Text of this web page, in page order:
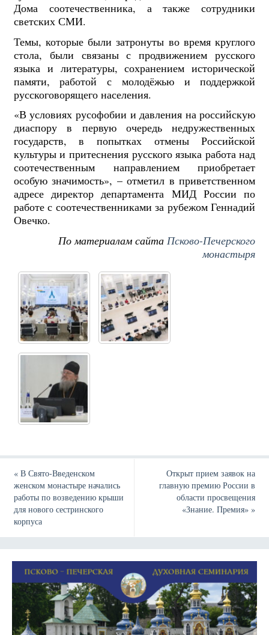
Дома соотечественника, а также сотрудники
светских СМИ.
Темы, которые были затронуты во время круглого
стола, были связаны с продвижением русского
языка и литературы, сохранением исторической
памяти, работой с молодёжью и поддержкой
русскоговорящего населения.
«В условиях русофобии и давления на российскую
диаспору в первую очередь недружественных
государств, в попытках отмены Российской
культуры и притеснения русского языка работа над
соотечественным направлением приобретает
особую значимость», – отметил в приветственном
адресе директор департамента МИД России по
работе с соотечественниками за рубежом Геннадий
Овечко.
По материалам сайта Псково-Печерского
монастыря
«В Свято-Введенском
женском монастыре начались
работы по возведению крыши
для нового сестринского
корпуса
Открыт прием заявок на
главную премию России в
области просвещения
«Знание. Премия»»